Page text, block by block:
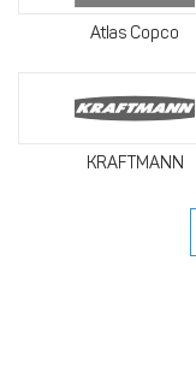
Atlas Copco
KRAFTMANN